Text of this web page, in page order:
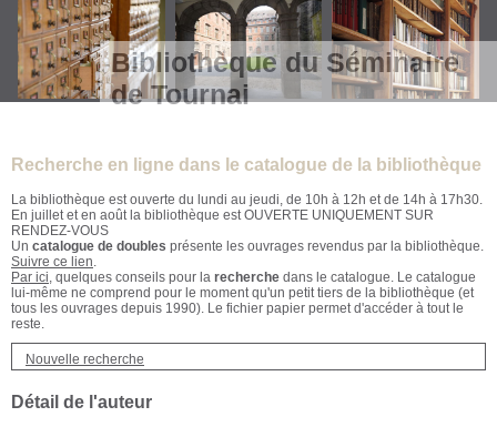
Bibliothèque du Séminaire
de Tournai
Recherche en ligne dans le catalogue de la bibliothèque
La bibliothèque est ouverte du lundi au jeudi, de 10h à 12h et de 14h à 17h30.
En juillet et en août la bibliothèque est OUVERTE UNIQUEMENT SUR
RENDEZ-VOUS
Un catalogue de doubles présente les ouvrages revendus par la bibliothèque.
Suivre ce lien.
Par ici, quelques conseils pour la recherche dans le catalogue. Le catalogue
lui-même ne comprend pour le moment qu'un petit tiers de la bibliothèque (et
tous les ouvrages depuis 1990). Le fichier papier permet d'accéder à tout le
reste.
Nouvelle recherche
Détail de l'auteur